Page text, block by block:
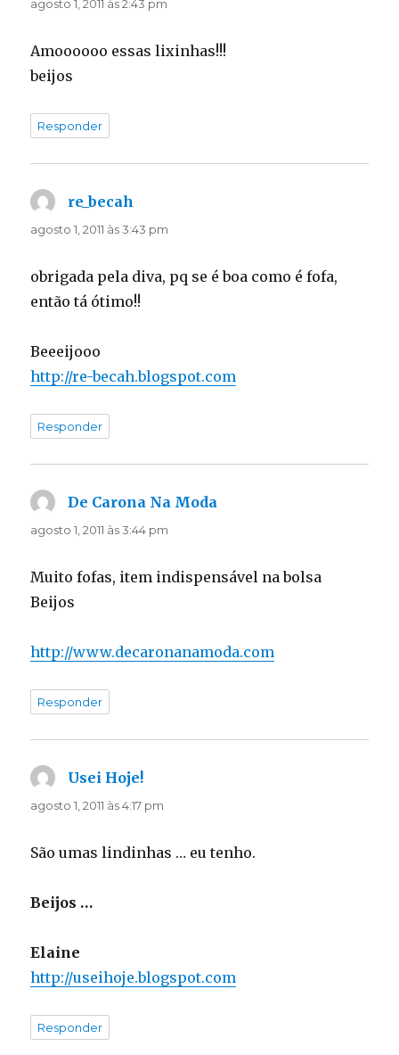
agosto 1, 2011 às 2:43 pm
Amoooooo essas lixinhas!!!
beijos
Responder
re_becah
agosto 1, 2011 às 3:43 pm
obrigada pela diva, pq se é boa como é fofa,
então tá ótimo!!
Beeeijooo
http://re-becah.blogspot.com
Responder
De Carona Na Moda
agosto 1, 2011 às 3:44 pm
Muito fofas, item indispensável na bolsa
Beijos
http://www.decaronanamoda.com
Responder
Usei Hoje!
agosto 1, 2011 às 4:17 pm
São umas lindinhas … eu tenho.
Beijos …
Elaine
http://useihoje.blogspot.com
Responder